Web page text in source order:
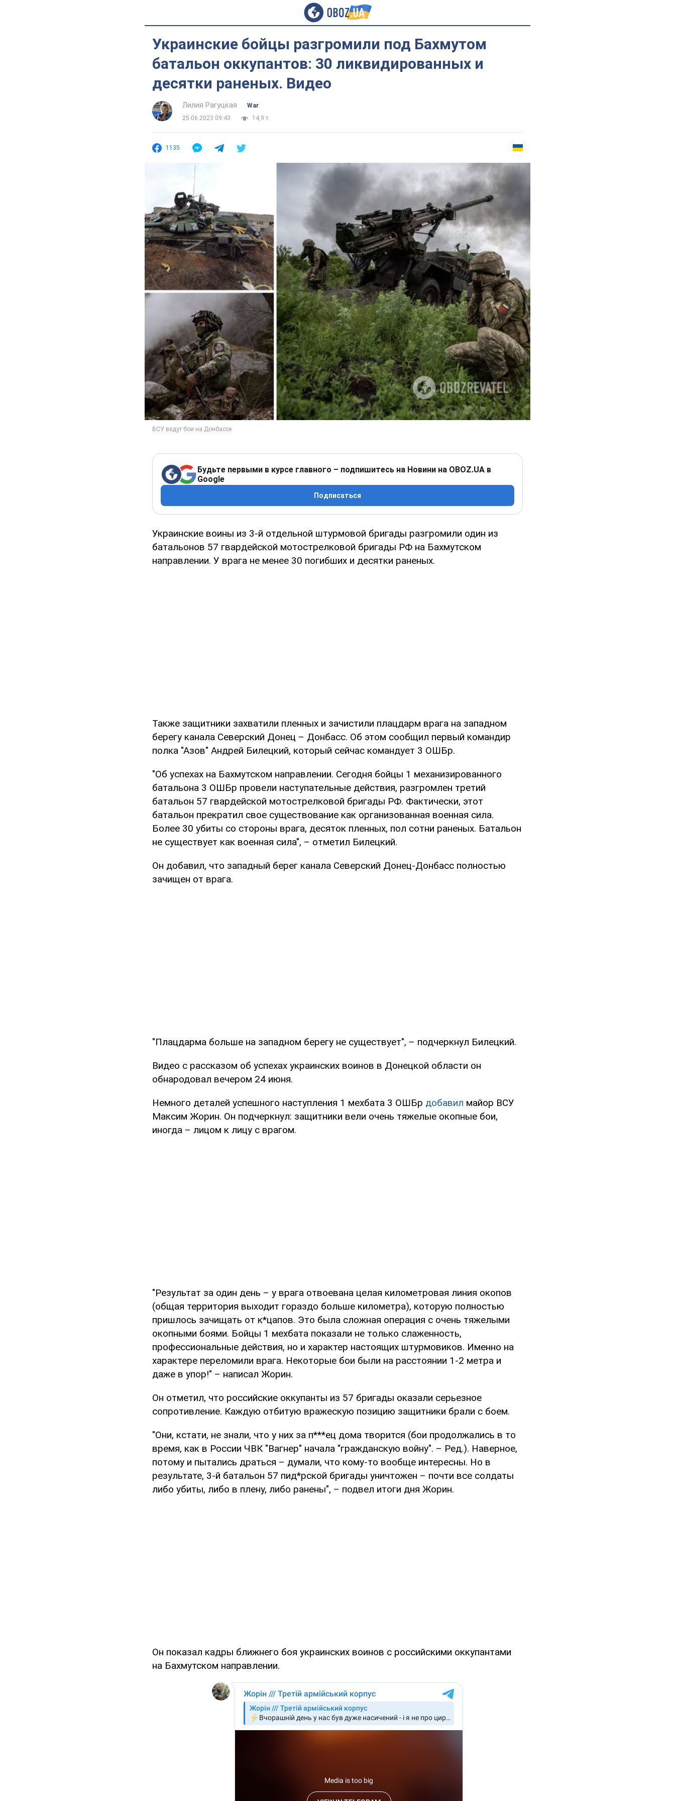
Украинские бойцы разгромили под Бахмутом
батальон оккупантов: 30 ликвидированных и
десятки раненых. Видео
Лилия Рагуцкая
War
25.06.2023 09:43
14,9 т.
1135
Будьте первыми в курсе главного – подпишитесь на Новини на OBOZ.UA в
Google
Подписаться
Украинские воины из 3-й отдельной штурмовой бригады разгромили один из
батальонов 57 гвардейской мотострелковой бригады РФ на Бахмутском
направлении. У врага не менее 30 погибших и десятки раненых.
Также защитники захватили пленных и зачистили плацдарм врага на западном
берегу канала Северский Донец – Донбасс. Об этом сообщил первый командир
полка "Азов" Андрей Билецкий, который сейчас командует 3 ОШБр.
"Об успехах на Бахмутском направлении. Сегодня бойцы 1 механизированного
батальона 3 ОШБр провели наступательные действия, разгромлен третий
батальон 57 гвардейской мотострелковой бригады РФ. Фактически, этот
батальон прекратил свое существование как организованная военная сила.
Более 30 убиты со стороны врага, десяток пленных, пол сотни раненых. Батальон
не существует как военная сила", – отметил Билецкий.
Он добавил, что западный берег канала Северский Донец-Донбасс полностью
зачищен от врага.
"Плацдарма больше на западном берегу не существует", – подчеркнул Билецкий.
Видео с рассказом об успехах украинских воинов в Донецкой области он
обнародовал вечером 24 июня.
Немного деталей успешного наступления 1 мехбата 3 ОШБр добавил майор ВСУ
Максим Жорин. Он подчеркнул: защитники вели очень тяжелые окопные бои,
иногда – лицом к лицу с врагом.
"Результат за один день – у врага отвоевана целая километровая линия окопов
(общая территория выходит гораздо больше километра), которую полностью
пришлось зачищать от к*цапов. Это была сложная операция с очень тяжелыми
окопными боями. Бойцы 1 мехбата показали не только слаженность,
профессиональные действия, но и характер настоящих штурмовиков. Именно на
характере переломили врага. Некоторые бои были на расстоянии 1-2 метра и
даже в упор!" – написал Жорин.
Он отметил, что российские оккупанты из 57 бригады оказали серьезное
сопротивление. Каждую отбитую вражескую позицию защитники брали с боем.
"Они, кстати, не знали, что у них за п***ец дома творится (бои продолжались в то
время, как в России ЧВК "Вагнер" начала "гражданскую войну". – Ред.). Наверное,
потому и пытались драться – думали, что кому-то вообще интересны. Но в
результате, 3-й батальон 57 пид*рской бригады уничтожен – почти все солдаты
либо убиты, либо в плену, либо ранены", – подвел итоги дня Жорин.
Он показал кадры ближнего боя украинских воинов с российскими оккупантами
на Бахмутском направлении.